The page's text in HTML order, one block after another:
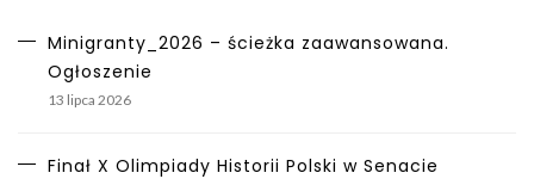
Minigranty_2026 – ścieżka zaawansowana.
Ogłoszenie
13 lipca 2026
Finał X Olimpiady Historii Polski w Senacie